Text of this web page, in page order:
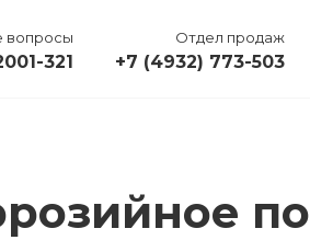
321
Отдел продаж
+7 (4932) 773-503